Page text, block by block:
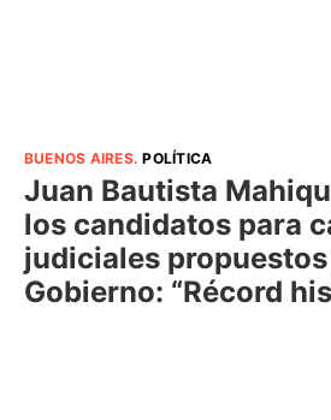
BUENOS AIRES.POLÍTICA
Juan Bautista
los candidatos para
judiciales
Gobierno: “Récord